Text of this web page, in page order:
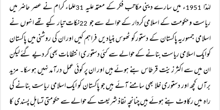
لہٰذا
ء میں سارے دینی مکاتب فکر کے معتمد علیہ
علماء کرام نے عصر حاضر میں
ریاست و حکومت کے اسلامی کردار کے حوالے سے جو22
نکات تیار کیے تھے انہوں نے
اسلامی جمہوریہ پاکستان کے دستور کو ٹھوس بنیادیں فراہم کیں اور ان کی روشنی میں پاکستان
کو ایک اسلامی ریاست بنانے کے حوالے سے کئی دستور ی انتظامات بھی کر دیے گئے لیکن
ان میں سے اکثر زینت قرطاس بنے ہوئے ہیں اور ان پر کوئی عمل درآمد نہیں ہو سکا۔ مزید
برآں کچھ اور دستوری خلا بھی سامنے آئے ہیں جو پاکستان کو ایک اسلامی ریاست بنانے کی
راہ میں رکاوٹ بنے ہوئے ہیں چنانچہ نفاذ شریعت کے حوالے سے حکومتی تساہل پسندی کا